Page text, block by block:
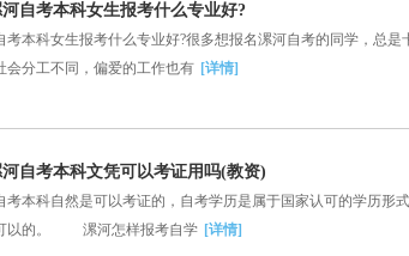
河自考本科女生报考什么专业好?
科女生报考什么专业好?很多想报名漯河自考的同学，总是
会分工不同，偏爱的工作也有 [详情]
河自考本科文凭可以考证用吗(教资)
科自然是可以考证的，自考学历是属于国家认可的学历形
以的。 漯河怎样报考自学 [详情]